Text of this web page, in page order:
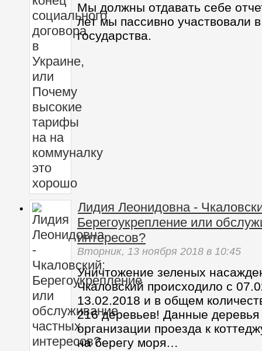
Мы должны отдавать себе
лет мы пассивно участвовали
государства.
Лидия Леонидовна -
Берегоукрепление или
интересов?
Вторник, 13 ноября 2018 в 10:45
Уничтожение зеленых
Чкаловский происходило с
13.02.2018 и в общем
216 деревьев! Данные
организации проезда к
на берегу моря…